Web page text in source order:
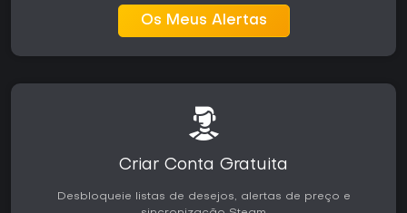
Os Meus Alertas
Criar Conta Gratuita
Desbloqueie listas de desejos, alertas de preço e